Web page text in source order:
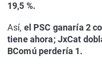
19,5 %.
Así, el PSC ganaría 2
tiene ahora; JxCat
BComú perdería 1.